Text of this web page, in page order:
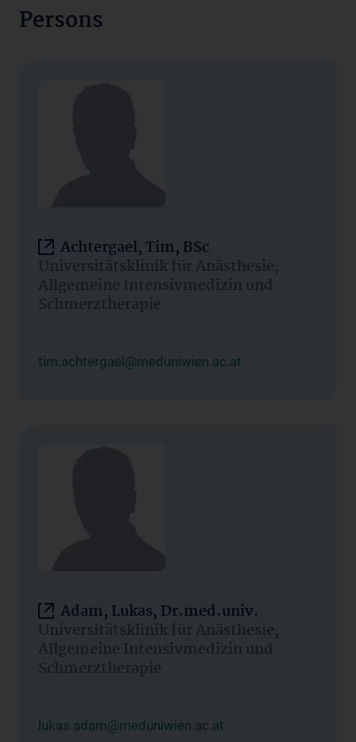
Persons
Achtergael, Tim, BSc
Universitätsklinik für Anästhesie,
Allgemeine Intensivmedizin und
Schmerztherapie
tim.achtergael@meduniwien.ac.at
Adam, Lukas, Dr.med.univ.
Universitätsklinik für Anästhesie,
Allgemeine Intensivmedizin und
Schmerztherapie
lukas.adam@meduniwien.ac.at